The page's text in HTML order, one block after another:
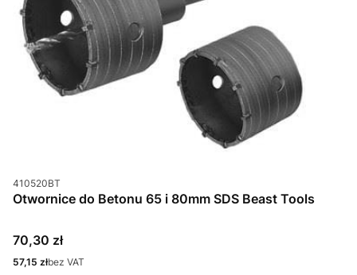
Kod produktu
410520BT
Otwornice do Betonu 65 i 80mm SDS Beast Tools
Cena
70,30 zł
Cena
57,15 złbez VAT